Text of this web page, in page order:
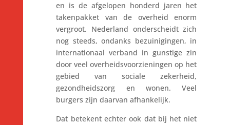
en is de afgelopen honderd jaren het
takenpakket van de overheid enorm
vergroot. Nederland onderscheidt zich
nog steeds, ondanks bezuinigingen, in
internationaal verband in gunstige zin
door veel overheidsvoorzieningen op het
gebied van sociale zekerheid,
gezondheidszorg en wonen. Veel
burgers zijn daarvan afhankelijk.
Dat betekent echter ook dat bij het niet